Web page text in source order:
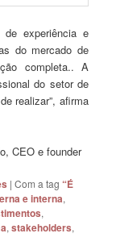
de experiência e
do mercado de
completa.. A
do setor de
realizar”, afirma
CEO e founder
|Com a tag“É
e interna,
,
,stakeholders,